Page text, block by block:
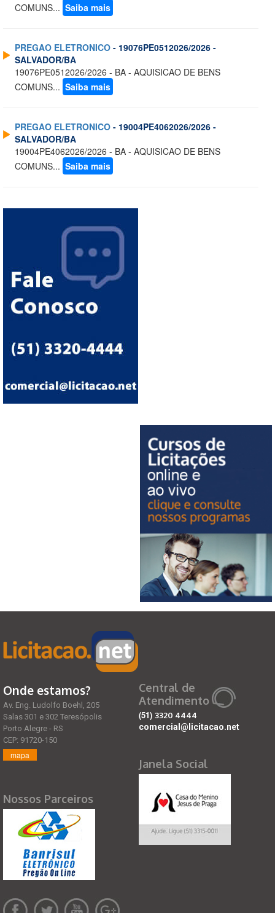
COMUNS... Saiba mais
PREGAO ELETRONICO - 19076PE0512026/2026 -
SALVADOR/BA
19076PE0512026/2026 - BA - AQUISICAO DE BENS
COMUNS... Saiba mais
PREGAO ELETRONICO - 19004PE4062026/2026 -
SALVADOR/BA
19004PE4062026/2026 - BA - AQUISICAO DE BENS
COMUNS... Saiba mais
Onde estamos?
Av. Eng. Ludolfo Boehl, 205
Salas 301 e 302 Teresópolis
Porto Alegre - RS
CEP: 91720-150
mapa
Nossos Parceiros
Central de
Atendimento
(51) 3320 4444
comercial@licitacao.net
Janela Social